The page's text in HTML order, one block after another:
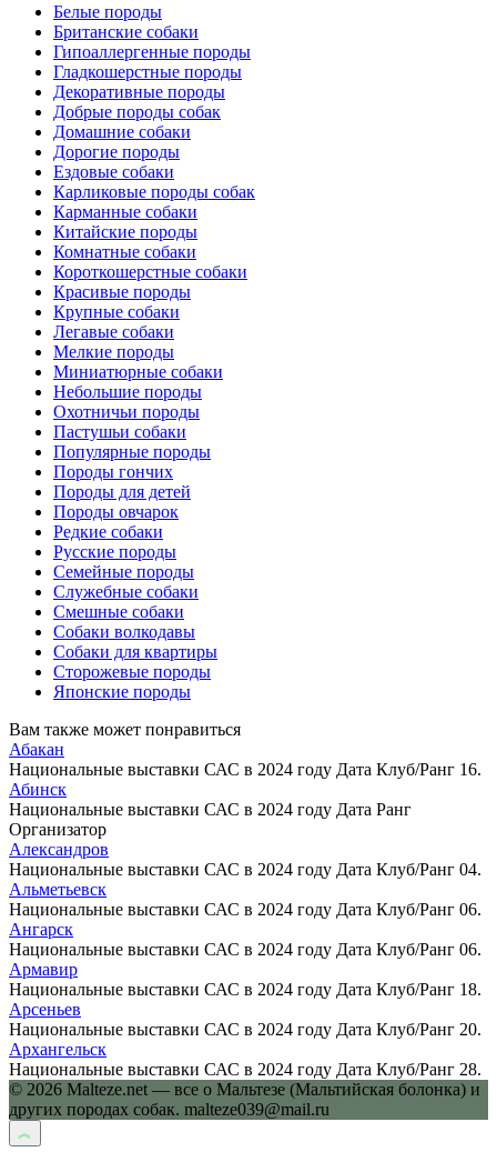
Белые породы
Британские собаки
Гипоаллергенные породы
Гладкошерстные породы
Декоративные породы
Добрые породы собак
Домашние собаки
Дорогие породы
Ездовые собаки
Карликовые породы собак
Карманные собаки
Китайские породы
Комнатные собаки
Короткошерстные собаки
Красивые породы
Крупные собаки
Легавые собаки
Мелкие породы
Миниатюрные собаки
Небольшие породы
Охотничьи породы
Пастушьи собаки
Популярные породы
Породы гончих
Породы для детей
Породы овчарок
Редкие собаки
Русские породы
Семейные породы
Служебные собаки
Смешные собаки
Собаки волкодавы
Собаки для квартиры
Сторожевые породы
Японские породы
Вам также может понравиться
Абакан
Национальные выставки САС в 2024 году Дата Клуб/Ранг 16.
Абинск
Национальные выставки САС в 2024 году Дата Ранг
Организатор
Александров
Национальные выставки САС в 2024 году Дата Клуб/Ранг 04.
Альметьевск
Национальные выставки САС в 2024 году Дата Клуб/Ранг 06.
Ангарск
Национальные выставки САС в 2024 году Дата Клуб/Ранг 06.
Армавир
Национальные выставки САС в 2024 году Дата Клуб/Ранг 18.
Арсеньев
Национальные выставки САС в 2024 году Дата Клуб/Ранг 20.
Архангельск
Национальные выставки САС в 2024 году Дата Клуб/Ранг 28.
© 2026 Malteze.net — все о Мальтезе (Мальтийская болонка) и
других породах собак. malteze039@mail.ru